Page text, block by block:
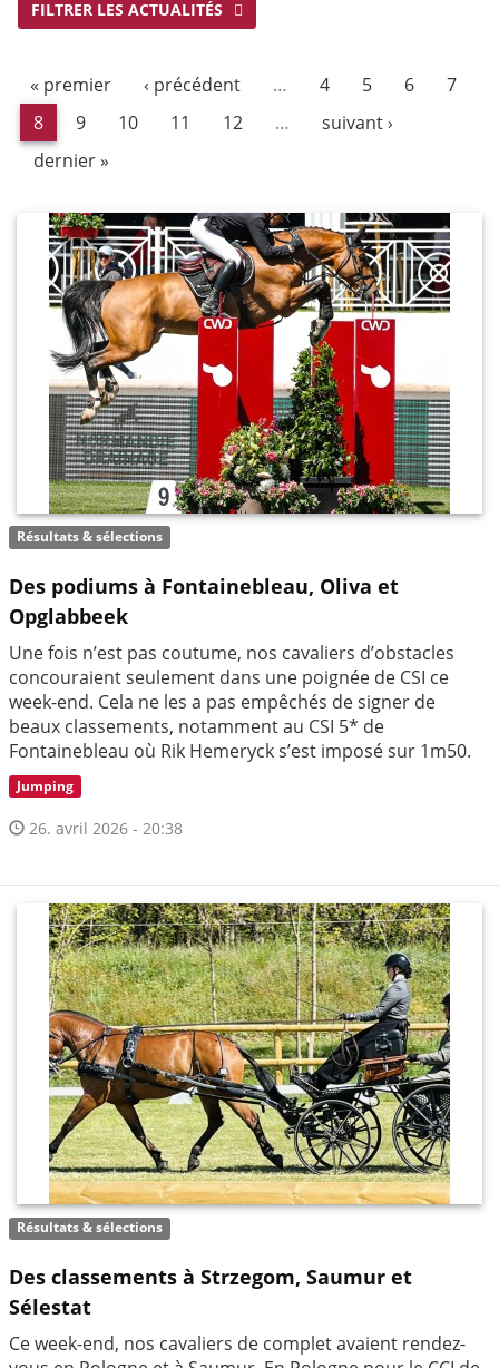
FILTRER LES ACTUALITÉS
« premier ‹ précédent … 4 5 6
7
8
9 10 11 12 …
suivant ›
dernier »
Résultats & sélections
Des podiums à Fontainebleau, Oliva et
Opglabbeek
Une fois n’est pas coutume, nos cavaliers d’obstacles
concouraient seulement dans une poignée de CSI ce
week-end. Cela ne les a pas empêchés de signer de
beaux classements, notamment au CSI 5* de
Fontainebleau où Rik Hemeryck s’est imposé sur 1m50.
Jumping
26. avril 2026 - 20:38
Résultats & sélections
Des classements à Strzegom, Saumur et
Sélestat
Ce week-end, nos cavaliers de complet avaient rendez-